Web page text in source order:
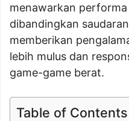
menawarkan
dibandingkan
memberikan
lebih mulus dan
game-game berat.
Table of Contents